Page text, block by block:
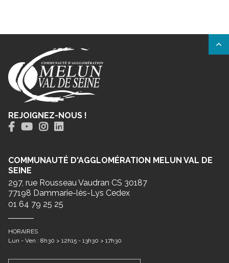
REJOIGNEZ-NOUS !
COMMUNAUTÉ D'AGGLOMÉRATION MELUN VAL DE
SEINE
297, rue Rousseau Vaudran CS 30187
77198 Dammarie-lès-Lys Cedex
01 64 79 25 25
HORAIRES
Lun - Ven : 8h30 > 12h15 - 13h30 > 17h30